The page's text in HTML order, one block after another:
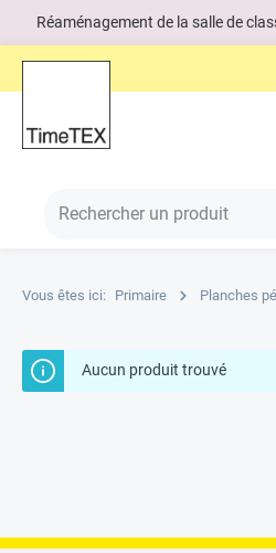
Réaménagement de la salle de
Vous êtes ici: Primaire Planches
Aucun produit trouvé